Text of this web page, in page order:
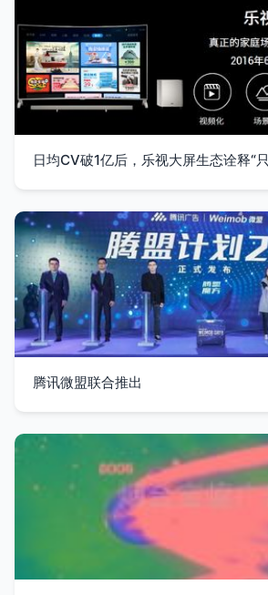
日均CV破1亿后，乐视大屏生态诠释“
腾讯微盟联合推出